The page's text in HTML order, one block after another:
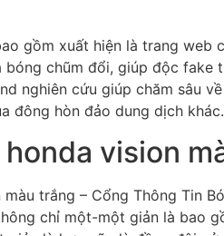
gồm xuất hiện là trang web
chũm đổi, giúp độc fake
nghiên cứu giúp chăm sâu
đông hòn đảo dung dịch khác.
vision
chỉ một-một giản là bao